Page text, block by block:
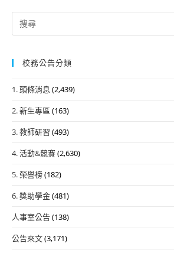
Search
for:
校務公告分類
1. 頭條消息 (2,439)
2. 新生專區 (163)
3. 教師研習 (493)
4. 活動&競賽(2,630)
5. 榮譽榜(182)
6. 獎助學金(481)
人事室公告(138)
公告來文(3,171)